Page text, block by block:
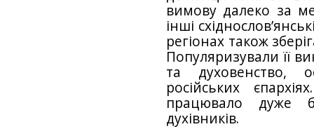
вимову далеко за
інші
регіонах також
Популяризували її
та духовенство,
російських
працювало дуже
духівників.